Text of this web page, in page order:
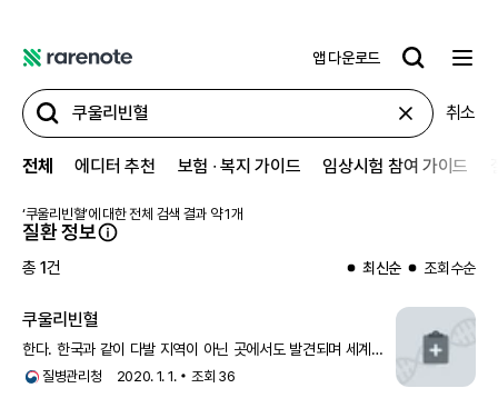
어
노
트
앱 다운로드
취소
전체 에디터 추천 보험 ∙ 복지 가이드 임상시험 참여 가이드
‘쿠울리빈혈’에 대한 전체 검색 결과 약1개
질환 정보
총1건 최신순 조회수순
쿠울리빈혈
한다. 한국과 같이 다발 지역이 아닌 곳에서도 발견되며 세계
인구의 이동으로 여러 지역으로 확산되고 있다.
질병관리청 2020. 1. 1. 조회 36